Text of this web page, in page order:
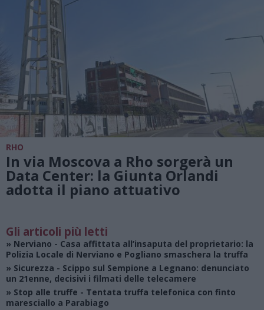
RHO
In via Moscova a Rho sorgerà un
Data Center: la Giunta Orlandi
adotta il piano attuativo
Gli articoli più letti
» Nerviano - Casa affittata all’insaputa del proprietario: la
Polizia Locale di Nerviano e Pogliano smaschera la truffa
» Sicurezza - Scippo sul Sempione a Legnano: denunciato
un 21enne, decisivi i filmati delle telecamere
» Stop alle truffe - Tentata truffa telefonica con finto
maresciallo a Parabiago